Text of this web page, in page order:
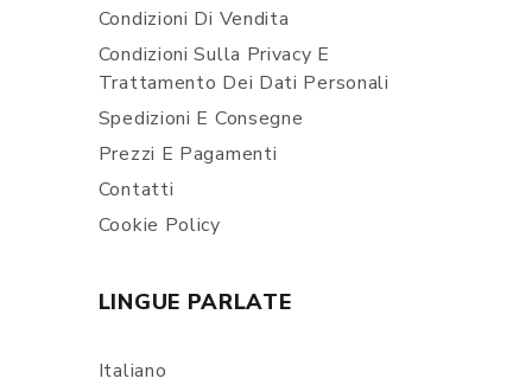
Condizioni Di Vendita
Condizioni Sulla Privacy E
Trattamento Dei Dati Personali
Spedizioni E Consegne
Prezzi E Pagamenti
Contatti
Cookie Policy
LINGUE PARLATE
Italiano